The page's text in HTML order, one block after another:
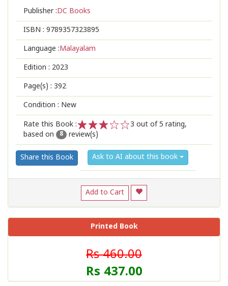
Publisher :DC Books
ISBN : 9789357323895
Language :Malayalam
Edition : 2023
Page(s) : 392
Condition : New
Rate this Book :
2
1
3 out of 5 rating,
based on
8 review(s)
Share this Book Ask to AI about this book
Add to Cart
Printed Book
Rs 460.00
Rs 437.00